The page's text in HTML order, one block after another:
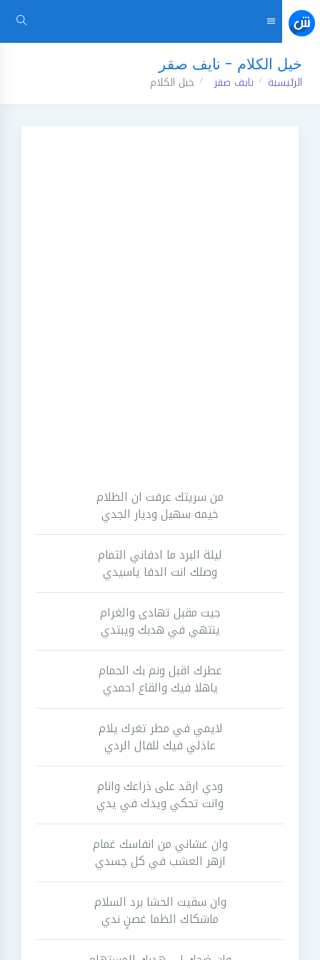
خيل الكلام - نايف صقر
الرئيسية نايف صقر خيل الكلام
من سريتك عرفت ان الظلام
خيمه سهيل وديار الجدي
ليلة البرد ما ادفاني الثمام
وصلك انت الدفا ياسيدي
جيت مقبل تهادى والغرام
ينتهي في هدبك ويبتدي
عطرك اقبل ونم بك الحمام
ياهلا فيك والقاع احمدي
لايمي في مطر تغرك يلام
عاذلي فيك للفال الردي
ودي ارقد على ذراعك وانام
وانت تحكي ويدك في يدي
وان غشاني من انفاسك غمام
ازهر العشب في كل جسدي
وان سقيت الحشا برد السلام
ماشكاك الظما غصنٍ ندي